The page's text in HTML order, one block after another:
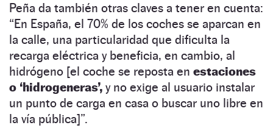
Peña da también otras claves a tener en cuenta:
“En España, el 70% de los coches se aparcan en
la calle, una particularidad que dificulta la
recarga eléctrica y beneficia, en cambio, al
hidrógeno [el coche se reposta en estaciones
o ‘hidrogeneras’, y no exige al usuario instalar
un punto de carga en casa o buscar uno libre en
la vía pública]”.